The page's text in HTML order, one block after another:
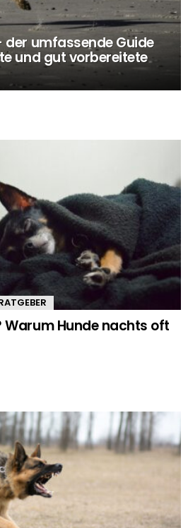
der umfassende Guide
und gut vorbereitete
Warum Hunde nachts oft